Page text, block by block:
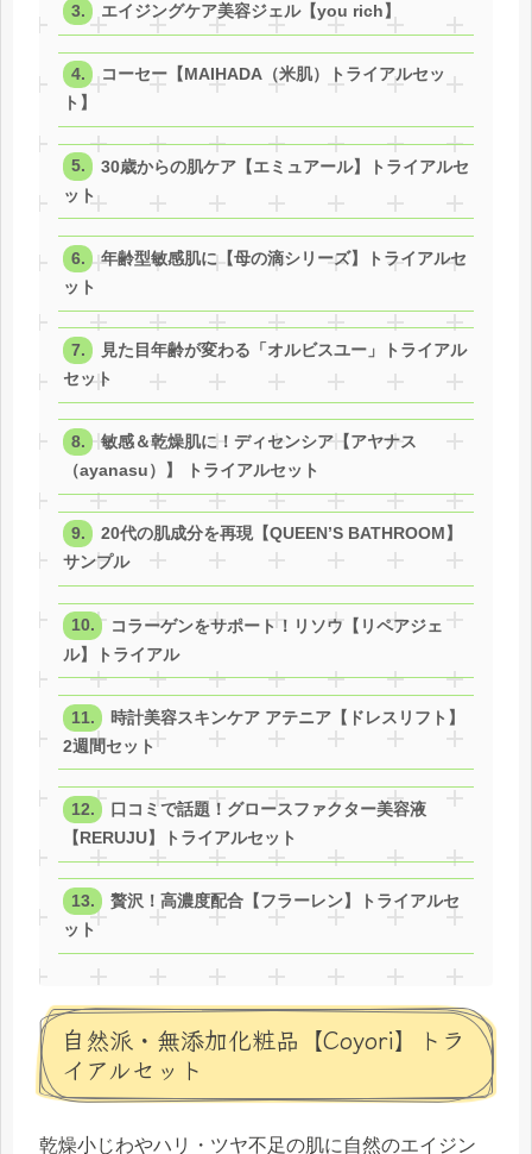
エイジングケア美容ジェル【you rich】
コーセー【MAIHADA（米肌）トライアルセッ
ト】
30歳からの肌ケア【エミュアール】トライアルセ
ット
年齢型敏感肌に【母の滴シリーズ】トライアルセ
ット
見た目年齢が変わる「オルビスユー」トライアル
セット
敏感＆乾燥肌に！ディセンシア【アヤナス
（ayanasu）】 トライアルセット
20代の肌成分を再現【QUEEN’S BATHROOM】
サンプル
コラーゲンをサポート！リソウ【リペアジェ
ル】トライアル
時計美容スキンケア アテニア【ドレスリフト】
2週間セット
口コミで話題！グロースファクター美容液
【RERUJU】トライアルセット
贅沢！高濃度配合【フラーレン】トライアルセ
ット
自然派・無添加化粧品【Coyori】トラ
イアルセット
乾燥小じわやハリ・ツヤ不足の肌に自然のエイジン